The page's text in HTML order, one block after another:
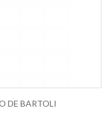
DE BARTOLI